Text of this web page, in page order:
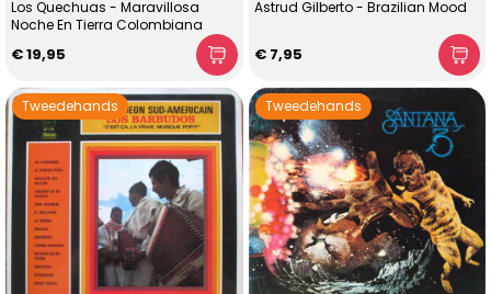
Los Quechuas - Maravillosa
Noche En Tierra Colombiana
€ 19,95
Astrud Gilberto - Brazilian Mood
€ 7,95
Tweedehands Tweedehands